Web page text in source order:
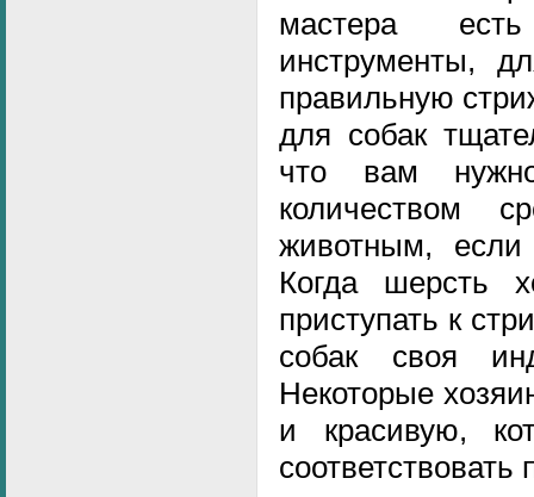
мастера
инструменты,
правильную
для собак
что вам
количеством
животным,
Когда шерсть
приступать к
собак своя
Некоторые
и красивую,
соответствовать